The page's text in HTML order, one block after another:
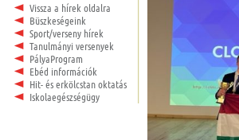
Vissza a hírek oldalra
Büszkeségeink
Sport/verseny hírek
Tanulmányi versenyek
PályaProgram
Ebéd információk
Hit- és erkölcstan oktatás
Iskolaegészségügy